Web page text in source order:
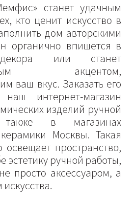
станет удачным
кто ценит искусство в
дом авторскими
органично впишется в
или станет
акцентом,
ваш вкус. Заказать его
интернет-магазин
изделий ручной
в магазинах
Москвы. Такая
освещает пространство,
эстетику ручной работы,
просто аксессуаром, а